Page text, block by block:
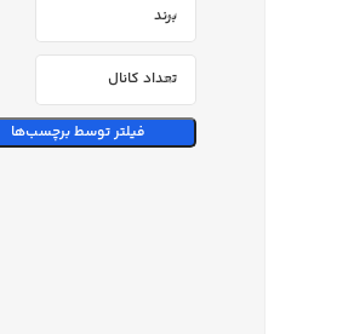
برند
تعداد کانال
فیلتر توسط برچسب‌ها